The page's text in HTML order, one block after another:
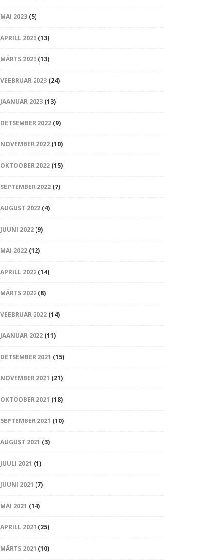
MAI 2023(5)
APRILL 2023(13)
MÄRTS 2023(13)
VEEBRUAR 2023(24)
JAANUAR 2023(13)
DETSEMBER 2022(9)
NOVEMBER 2022(10)
OKTOOBER 2022(15)
SEPTEMBER 2022(7)
AUGUST 2022(4)
JUUNI 2022(9)
MAI 2022(12)
APRILL 2022(14)
MÄRTS 2022(8)
VEEBRUAR 2022(14)
JAANUAR 2022(11)
DETSEMBER 2021 (15)
NOVEMBER 2021 (21)
OKTOOBER 2021 (18)
SEPTEMBER 2021 (10)
AUGUST 2021 (3)
JUULI 2021 (1)
JUUNI 2021 (7)
MAI 2021 (14)
APRILL 2021 (25)
MÄRTS 2021 (10)